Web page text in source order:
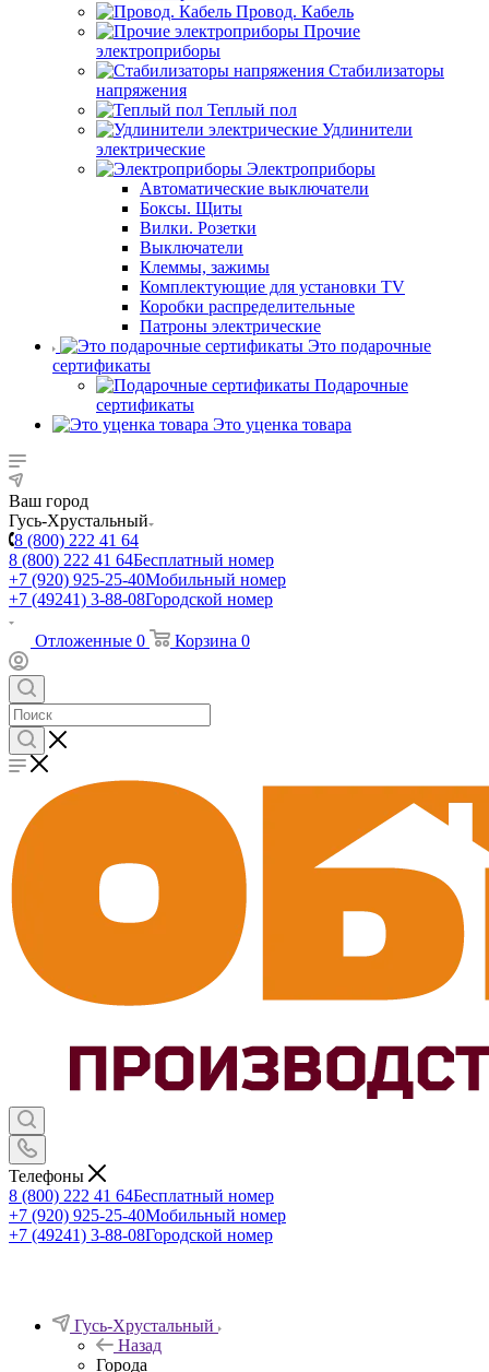
Провод. Кабель
Прочие
электроприборы
Стабилизаторы
напряжения
Теплый пол
Удлинители
электрические
Электроприборы
Автоматические выключатели
Боксы. Щиты
Вилки. Розетки
Выключатели
Клеммы, зажимы
Комплектующие для установки TV
Коробки распределительные
Патроны электрические
Это подарочные
сертификаты
Подарочные
сертификаты
Это уценка товара
Ваш город
Гусь-Хрустальный
8 (800) 222 41 64
8 (800) 222 41 64Бесплатный номер
+7 (920) 925-25-40Мобильный номер
+7 (49241) 3-88-08Городской номер
Отложенные 0 Корзина 0
Телефоны
8 (800) 222 41 64Бесплатный номер
+7 (920) 925-25-40Мобильный номер
+7 (49241) 3-88-08Городской номер
Гусь-Хрустальный
Назад
Города